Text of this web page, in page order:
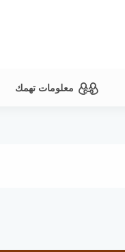
معلومات تهمك